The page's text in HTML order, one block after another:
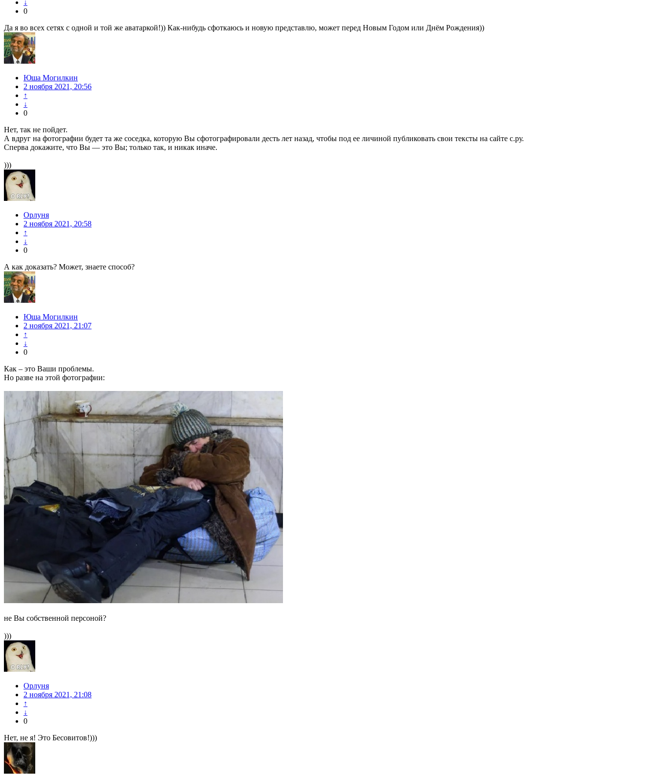
↓
0
Да я во всех сетях с одной и той же аватаркой!)) Как-нибудь сфоткаюсь и новую представлю, может перед Новым Годом или Днём Рождения))
Юша Могилкин
2 ноября 2021, 20:56
↑
↓
0
Нет, так не пойдет.
А вдруг на фотографии будет та же соседка, которую Вы сфотографировали десть лет назад, чтобы под ее личиной публиковать свои тексты на сайте с.ру.
Сперва докажите, что Вы — это Вы; только так, и никак иначе.
)))
Орлуня
2 ноября 2021, 20:58
↑
↓
0
А как доказать? Может, знаете способ?
Юша Могилкин
2 ноября 2021, 21:07
↑
↓
0
Как – это Ваши проблемы.
Но разве на этой фотографии:
не Вы собственной персоной?
)))
Орлуня
2 ноября 2021, 21:08
↑
↓
0
Нет, не я! Это Бесовитов!)))